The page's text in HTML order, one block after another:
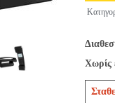
Χωρίς